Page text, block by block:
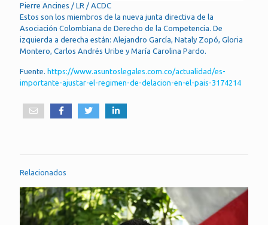
Pierre Ancines / LR / ACDC
Estos son los miembros de la nueva junta directiva de la
Asociación Colombiana de Derecho de la Competencia. De
izquierda a derecha están: Alejandro García, Nataly Zopó, Gloria
Montero, Carlos Andrés Uribe y María Carolina Pardo.
Fuente. https://www.asuntoslegales.com.co/actualidad/es-
importante-ajustar-el-regimen-de-delacion-en-el-pais-3174214
Relacionados